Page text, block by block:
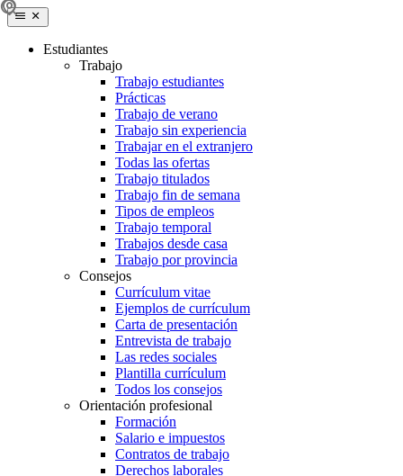
Estudiantes
Trabajo
Trabajo estudiantes
Prácticas
Trabajo de verano
Trabajo sin experiencia
Trabajar en el extranjero
Todas las ofertas
Trabajo titulados
Trabajo fin de semana
Tipos de empleos
Trabajo temporal
Trabajos desde casa
Trabajo por provincia
Consejos
Currículum vitae
Ejemplos de currículum
Carta de presentación
Entrevista de trabajo
Las redes sociales
Plantilla currículum
Todos los consejos
Orientación profesional
Formación
Salario e impuestos
Contratos de trabajo
Derechos laborales